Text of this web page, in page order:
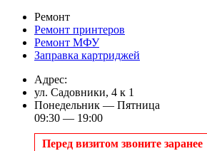
Ремонт
Ремонт принтеров
Ремонт МФУ
Заправка картриджей
Адрес:
ул. Садовники, 4 к 1
Понедельник — Пятница
09:30 — 19:00
Перед визитом звоните заранее